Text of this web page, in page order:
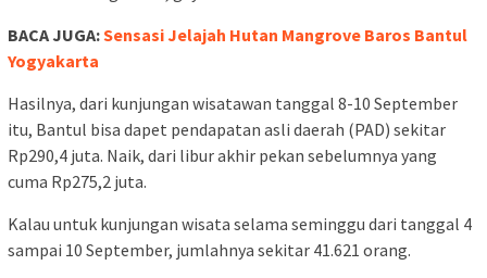
BACA JUGA:Sensasi Jelajah Hutan Mangrove Baros Bantul
Yogyakarta
Hasilnya, dari kunjungan wisatawan tanggal 8-10 September
itu, Bantul bisa dapet pendapatan asli daerah (PAD) sekitar
Rp290,4 juta. Naik, dari libur akhir pekan sebelumnya yang
cuma Rp275,2 juta.
Kalau untuk kunjungan wisata selama seminggu dari tanggal 4
sampai 10 September, jumlahnya sekitar 41.621 orang.